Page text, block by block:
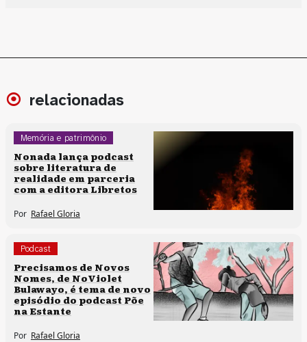
relacionadas
Memória e patrimônio
Podcast
Nonada lança podcast
sobre literatura de
realidade em parceria
com a editora Libretos
Por Rafael Gloria
Podcast
Precisamos de Novos
Nomes, de NoViolet
Bulawayo, é tema de novo
episódio do podcast Põe
na Estante
Por Rafael Gloria